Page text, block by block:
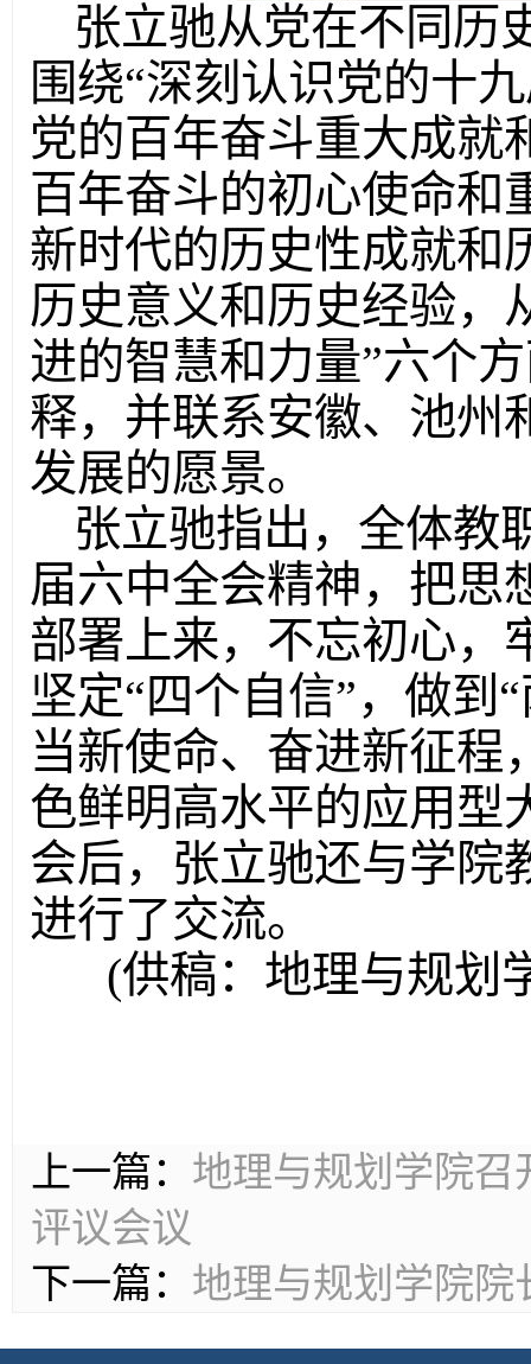
张立驰从党在不同历
围绕“深刻认识党的十
党的百年奋斗重大成就
百年奋斗的初心使命和
新时代的历史性成就和
历史意义和历史经验，
进的智慧和力量”六个
释，并联系安徽、池州
发展的愿景。
张立驰指出，全体教
届六中全会精神，把思
部署上来，不忘初心，
坚定“四个自信”，做到
当新使命、奋进新征程
色鲜明高水平的应用型
会后，张立驰还与学院
进行了交流。
(供稿：地理与规划
上一篇： 地理与规划学院召
评议会议
下一篇： 地理与规划学院院